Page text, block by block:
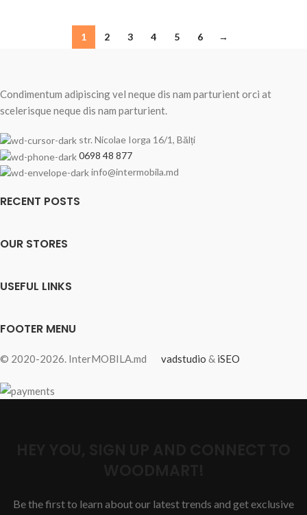
1 2 3 4 5 6 →
Condimentum adipiscing vel neque dis nam parturient orci at
scelerisque neque dis nam parturient.
str. Nicolae Iorga 16/1, Bălți
0698 48 877
info@intermobila.md
RECENT POSTS
OUR STORES
USEFUL LINKS
FOOTER MENU
© 2020-2026. InterMOBILA.md vadstudio & iSEO
Be the first to learn about our latest trends and get exclusive